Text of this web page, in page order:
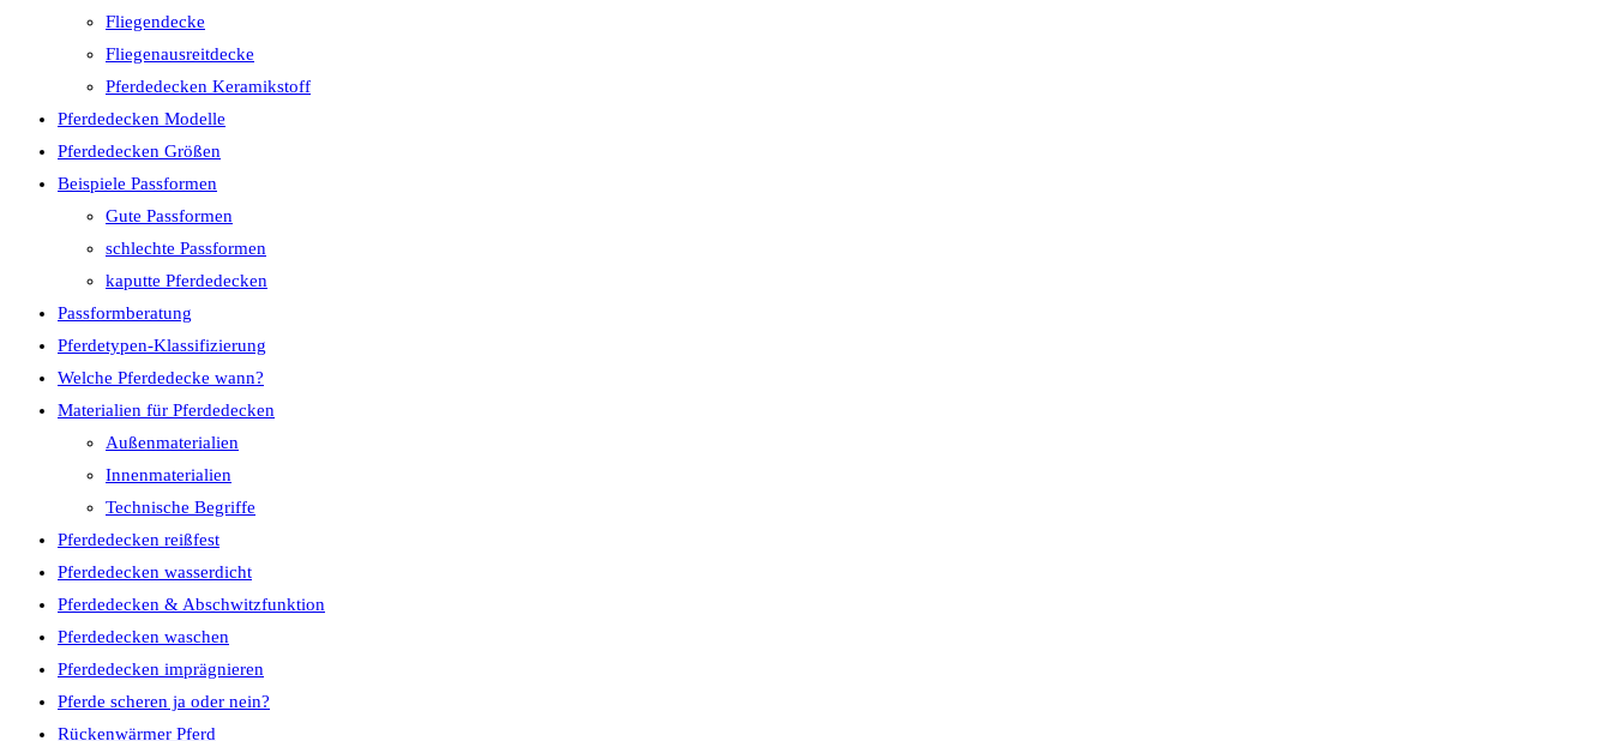
Fliegendecke
Fliegenausreitdecke
Pferdedecken Keramikstoff
Pferdedecken Modelle
Pferdedecken Größen
Beispiele Passformen
Gute Passformen
schlechte Passformen
kaputte Pferdedecken
Passformberatung
Pferdetypen-Klassifizierung
Welche Pferdedecke wann?
Materialien für Pferdedecken
Außenmaterialien
Innenmaterialien
Technische Begriffe
Pferdedecken reißfest
Pferdedecken wasserdicht
Pferdedecken & Abschwitzfunktion
Pferdedecken waschen
Pferdedecken imprägnieren
Pferde scheren ja oder nein?
Rückenwärmer Pferd